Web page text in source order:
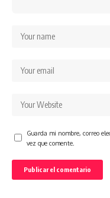
Guarda mi nombre, correo
vez que comente.